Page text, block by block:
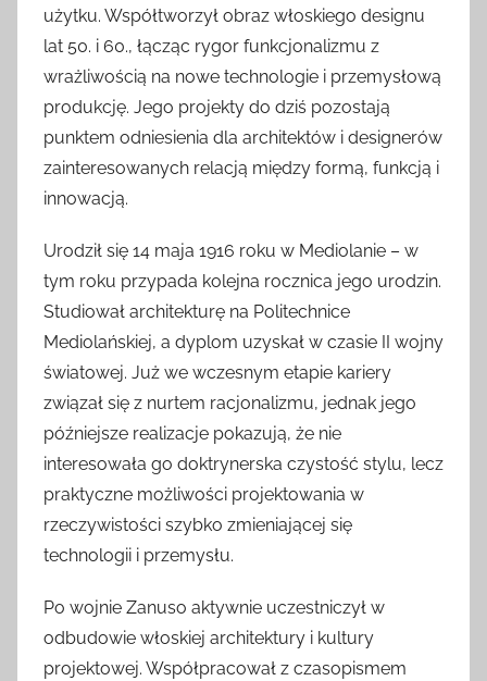
użytku. Współtworzył obraz włoskiego designu
lat 50. i 60., łącząc rygor funkcjonalizmu z
wrażliwością na nowe technologie i przemysłową
produkcję. Jego projekty do dziś pozostają
punktem odniesienia dla architektów i designerów
zainteresowanych relacją między formą, funkcją i
innowacją.
Urodził się 14 maja 1916 roku w Mediolanie – w
tym roku przypada kolejna rocznica jego urodzin.
Studiował architekturę na Politechnice
Mediolańskiej, a dyplom uzyskał w czasie II wojny
światowej. Już we wczesnym etapie kariery
związał się z nurtem racjonalizmu, jednak jego
późniejsze realizacje pokazują, że nie
interesowała go doktrynerska czystość stylu, lecz
praktyczne możliwości projektowania w
rzeczywistości szybko zmieniającej się
technologii i przemysłu.
Po wojnie Zanuso aktywnie uczestniczył w
odbudowie włoskiej architektury i kultury
projektowej. Współpracował z czasopismem